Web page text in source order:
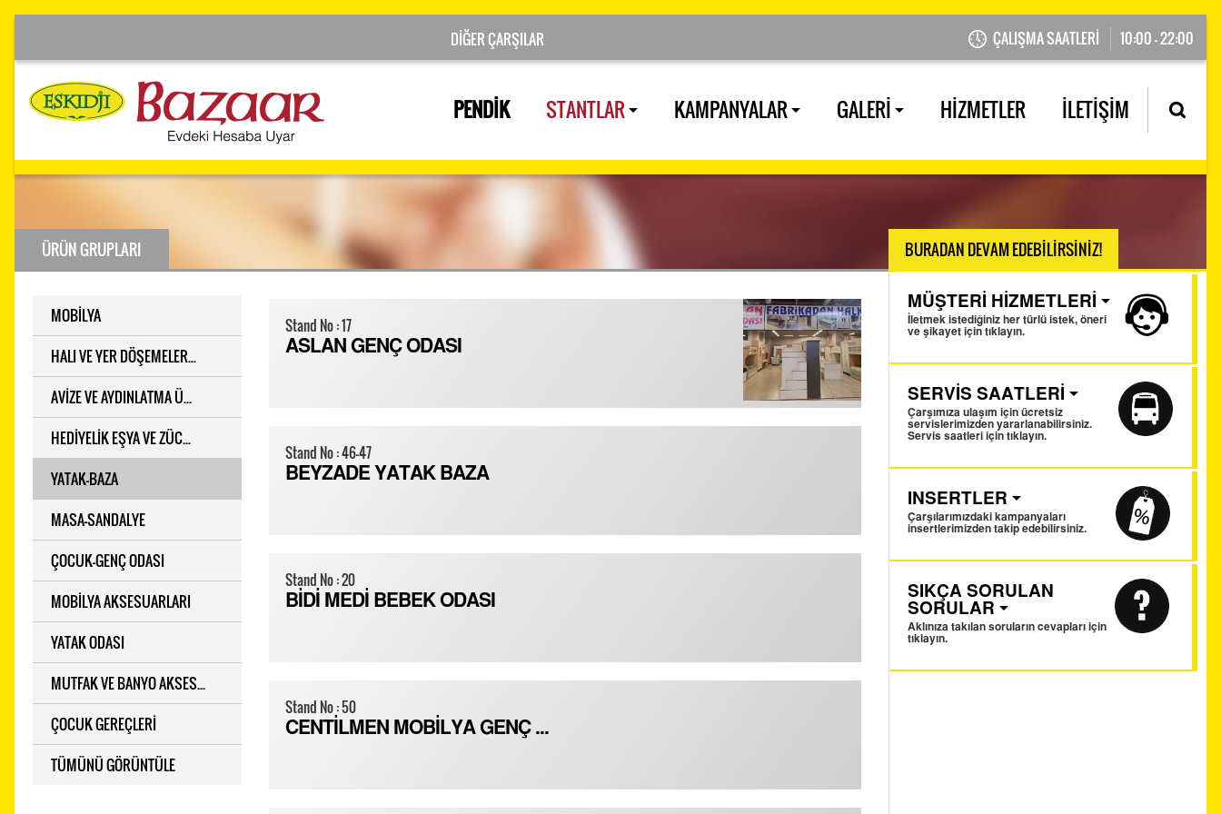
ÇALIŞMA SAATLERİ 10:00 - 22:00
PENDİK STANTLAR KAMPANYALAR GALERİ HİZMETLER İLETİŞİM
ÜRÜN GRUPLARI
MOBİLYA
HALI VE YER DÖŞEMELER...
AVİZE VE AYDINLATMA Ü...
HEDİYELİK EŞYA VE ZÜC...
YATAK-BAZA
MASA-SANDALYE
ÇOCUK-GENÇ ODASI
MOBİLYA AKSESUARLARI
YATAK ODASI
MUTFAK VE BANYO AKSES...
ÇOCUK GEREÇLERİ
TÜMÜNÜ GÖRÜNTÜLE
Stand No : 17
ASLAN GENÇ ODASI
Stand No : 46-47
BEYZADE YATAK BAZA
Stand No : 20
BİDİ MEDİ BEBEK ODASI
Stand No : 50
CENTİLMEN MOBİLYA GENÇ ...
BURADAN DEVAM EDEBİLİRSİNİZ!
MÜŞTERİ HİZMETLERİ
İletmek istediğiniz her türlü istek, öneri
ve şikayet için tıklayın.
SERVİS SAATLERİ
Çarşımıza ulaşım için ücretsiz
servislerimizden yararlanabilirsiniz.
Servis saatleri için tıklayın.
INSERTLER
Çarşılarımızdaki kampanyaları
insertlerimizden takip edebilirsiniz.
SIKÇA SORULAN
SORULAR
Aklınıza takılan soruların cevapları için
tıklayın.